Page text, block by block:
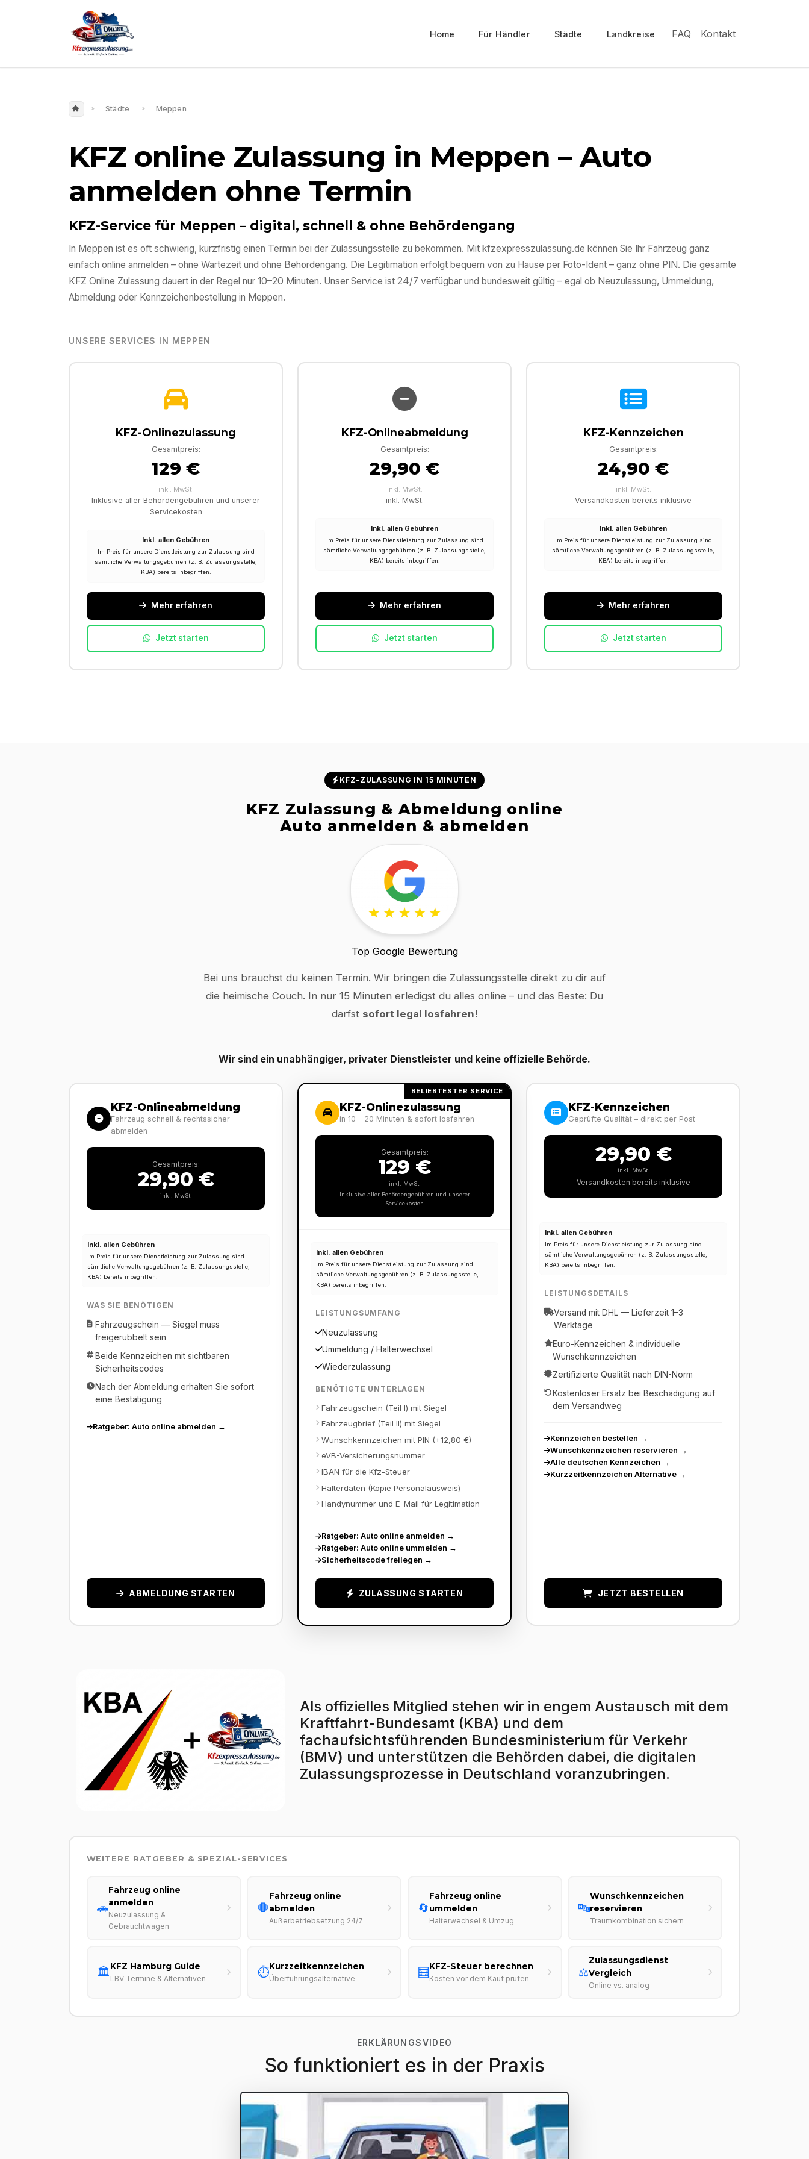
Home Für Händler Städte Landkreise FAQ Kontakt
Städte Meppen
KFZ online Zulassung in Meppen – Auto
anmelden ohne Termin
KFZ-Service für Meppen – digital, schnell & ohne Behördengang
In Meppen ist es oft schwierig, kurzfristig einen Termin bei der Zulassungsstelle zu bekommen. Mit kfzexpresszulassung.de können Sie Ihr Fahrzeug ganz
einfach online anmelden – ohne Wartezeit und ohne Behördengang. Die Legitimation erfolgt bequem von zu Hause per Foto-Ident – ganz ohne PIN. Die gesamte
KFZ Online Zulassung dauert in der Regel nur 10–20 Minuten. Unser Service ist 24/7 verfügbar und bundesweit gültig – egal ob Neuzulassung, Ummeldung,
Abmeldung oder Kennzeichenbestellung in Meppen.
UNSERE SERVICES IN MEPPEN
KFZ-Onlinezulassung
Gesamtpreis:
129 €
inkl. MwSt.
Inklusive aller Behördengebühren und unserer
Servicekosten
Inkl. allen Gebühren
Im Preis für unsere Dienstleistung zur Zulassung sind
sämtliche Verwaltungsgebühren (z. B. Zulassungsstelle,
KBA) bereits inbegriffen.
Mehr erfahren
Jetzt starten
KFZ-Onlineabmeldung
Gesamtpreis:
29,90 €
inkl. MwSt.
inkl. MwSt.
Inkl. allen Gebühren
Im Preis für unsere Dienstleistung zur Zulassung sind
sämtliche Verwaltungsgebühren (z. B. Zulassungsstelle,
KBA) bereits inbegriffen.
Mehr erfahren
Jetzt starten
KFZ-Kennzeichen
Gesamtpreis:
24,90 €
inkl. MwSt.
Versandkosten bereits inklusive
Inkl. allen Gebühren
Im Preis für unsere Dienstleistung zur Zulassung sind
sämtliche Verwaltungsgebühren (z. B. Zulassungsstelle,
KBA) bereits inbegriffen.
Mehr erfahren
Jetzt starten
KFZ-ZULASSUNG IN 15 MINUTEN
KFZ Zulassung & Abmeldung online
Auto anmelden & abmelden
Top Google Bewertung
Bei uns brauchst du keinen Termin. Wir bringen die Zulassungsstelle direkt zu dir auf
die heimische Couch. In nur 15 Minuten erledigst du alles online – und das Beste: Du
darfst sofort legal losfahren!
Wir sind ein unabhängiger, privater Dienstleister und keine offizielle Behörde.
KFZ-Onlineabmeldung
Fahrzeug schnell & rechtssicher
abmelden
Gesamtpreis:
29,90 €
inkl. MwSt.
Inkl. allen Gebühren
Im Preis für unsere Dienstleistung zur Zulassung sind
sämtliche Verwaltungsgebühren (z. B. Zulassungsstelle,
KBA) bereits inbegriffen.
WAS SIE BENÖTIGEN
Fahrzeugschein — Siegel muss
freigerubbelt sein
Beide Kennzeichen mit sichtbaren
Sicherheitscodes
Nach der Abmeldung erhalten Sie sofort
eine Bestätigung
Ratgeber: Auto online abmelden →
ABMELDUNG STARTEN
BELIEBTESTER SERVICE
KFZ-Onlinezulassung
in 10 - 20 Minuten & sofort losfahren
Gesamtpreis:
129 €
inkl. MwSt.
Inklusive aller Behördengebühren und unserer
Servicekosten
Inkl. allen Gebühren
Im Preis für unsere Dienstleistung zur Zulassung sind
sämtliche Verwaltungsgebühren (z. B. Zulassungsstelle,
KBA) bereits inbegriffen.
LEISTUNGSUMFANG
Neuzulassung
Ummeldung / Halterwechsel
Wiederzulassung
BENÖTIGTE UNTERLAGEN
Fahrzeugschein (Teil I) mit Siegel
Fahrzeugbrief (Teil II) mit Siegel
Wunschkennzeichen mit PIN (+12,80 €)
eVB-Versicherungsnummer
IBAN für die Kfz-Steuer
Halterdaten (Kopie Personalausweis)
Handynummer und E-Mail für Legitimation
Ratgeber: Auto online anmelden →
Ratgeber: Auto online ummelden →
Sicherheitscode freilegen →
ZULASSUNG STARTEN
KFZ-Kennzeichen
Geprüfte Qualität – direkt per Post
29,90 €
inkl. MwSt.
Versandkosten bereits inklusive
Inkl. allen Gebühren
Im Preis für unsere Dienstleistung zur Zulassung sind
sämtliche Verwaltungsgebühren (z. B. Zulassungsstelle,
KBA) bereits inbegriffen.
LEISTUNGSDETAILS
Versand mit DHL — Lieferzeit 1–3
Werktage
Euro-Kennzeichen & individuelle
Wunschkennzeichen
Zertifizierte Qualität nach DIN-Norm
Kostenloser Ersatz bei Beschädigung auf
dem Versandweg
Kennzeichen bestellen →
Wunschkennzeichen reservieren →
Alle deutschen Kennzeichen →
Kurzzeitkennzeichen Alternative →
JETZT BESTELLEN
Als offizielles Mitglied stehen wir in engem Austausch mit dem
Kraftfahrt-Bundesamt (KBA) und dem
fachaufsichtsführenden Bundesministerium für Verkehr
(BMV) und unterstützen die Behörden dabei, die digitalen
Zulassungsprozesse in Deutschland voranzubringen.
WEITERE RATGEBER & SPEZIAL-SERVICES
🚗
Fahrzeug online
anmelden
Neuzulassung &
Gebrauchtwagen
🛑
Fahrzeug online
abmelden
Außerbetriebsetzung 24/7
🔄
Fahrzeug online
ummelden
Halterwechsel & Umzug
🔤
Wunschkennzeichen
reservieren
Traumkombination sichern
🏛️KFZ Hamburg Guide
LBV Termine & Alternativen ⏱️Kurzzeitkennzeichen
Überführungsalternative 🧮KFZ-Steuer berechnen
Kosten vor dem Kauf prüfen ⚖️
Zulassungsdienst
Vergleich
Online vs. analog
ERKLÄRUNGSVIDEO
So funktioniert es in der Praxis